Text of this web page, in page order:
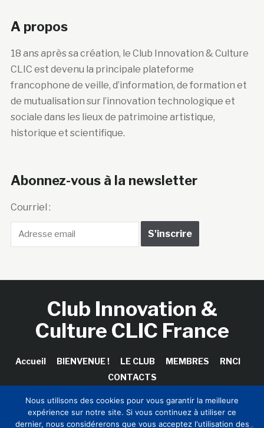
A propos
18 ans après sa création, le Club Innovation & Culture
CLIC est devenu la principale plateforme
francophone de veille, d’information, de formation et
de mutualisation sur l’innovation technologique et
sociale dans les lieux de patrimoine artistique,
historique et scientifique.
Abonnez-vous à la newsletter
Courriel :
Club Innovation &
Culture CLIC France
Accueil BIENVENUE ! LE CLUB MEMBRES
RNCI
CONTACTS
Nous utilisons des cookies pour vous garantir la meilleure
expérience sur notre site. Si vous continuez à utiliser ce
dernier, nous considérerons que vous acceptez l'utilisation des